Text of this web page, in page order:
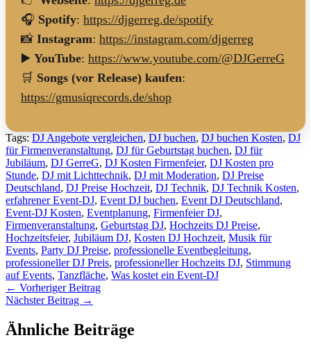
🎧 Spotify: https://djgerreg.de/spotify
📸 Instagram: https://instagram.com/djgerreg
▶️ YouTube: https://www.youtube.com/@DJGerreG
🛒 Songs (vor Release) kaufen:
https://gmusiqrecords.de/shop
Tags: DJ Angebote vergleichen, DJ buchen, DJ buchen Kosten, DJ
für Firmenveranstaltung, DJ für Geburtstag buchen, DJ für
Jubiläum, DJ GerreG, DJ Kosten Firmenfeier, DJ Kosten pro
Stunde, DJ mit Lichttechnik, DJ mit Moderation, DJ Preise
Deutschland, DJ Preise Hochzeit, DJ Technik, DJ Technik Kosten,
erfahrener Event-DJ, Event DJ buchen, Event DJ Deutschland,
Event-DJ Kosten, Eventplanung, Firmenfeier DJ,
Firmenveranstaltung, Geburtstag DJ, Hochzeits DJ Preise,
Hochzeitsfeier, Jubiläum DJ, Kosten DJ Hochzeit, Musik für
Events, Party DJ Preise, professionelle Eventbegleitung,
professioneller DJ Preis, professioneller Hochzeits DJ, Stimmung
auf Events, Tanzfläche, Was kostet ein Event-DJ
← Vorheriger Beitrag
Nächster Beitrag →
Ähnliche Beiträge